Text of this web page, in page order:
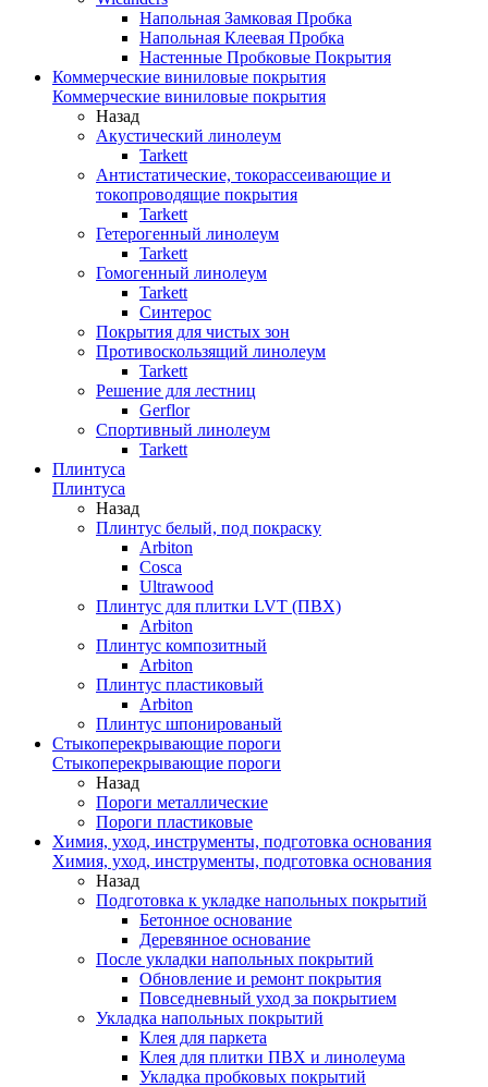
Напольная Замковая Пробка
Напольная Клеевая Пробка
Настенные Пробковые Покрытия
Коммерческие виниловые покрытия
Коммерческие виниловые покрытия
Назад
Акустический линолеум
Tarkett
Антистатические, токорассеивающие и
токопроводящие покрытия
Tarkett
Гетерогенный линолеум
Tarkett
Гомогенный линолеум
Tarkett
Синтерос
Покрытия для чистых зон
Противоскользящий линолеум
Tarkett
Решение для лестниц
Gerflor
Спортивный линолеум
Tarkett
Плинтуса
Плинтуса
Назад
Плинтус белый, под покраску
Arbiton
Cosca
Ultrawood
Плинтус для плитки LVT (ПВХ)
Arbiton
Плинтус композитный
Arbiton
Плинтус пластиковый
Arbiton
Плинтус шпонированый
Стыкоперекрывающие пороги
Стыкоперекрывающие пороги
Назад
Пороги металлические
Пороги пластиковые
Химия, уход, инструменты, подготовка основания
Химия, уход, инструменты, подготовка основания
Назад
Подготовка к укладке напольных покрытий
Бетонное основание
Деревянное основание
После укладки напольных покрытий
Обновление и ремонт покрытия
Повседневный уход за покрытием
Укладка напольных покрытий
Клея для паркета
Клея для плитки ПВХ и линолеума
Укладка пробковых покрытий